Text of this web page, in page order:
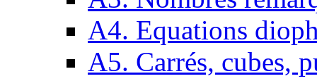
A4. Equations
A5. Carrés, cubes,